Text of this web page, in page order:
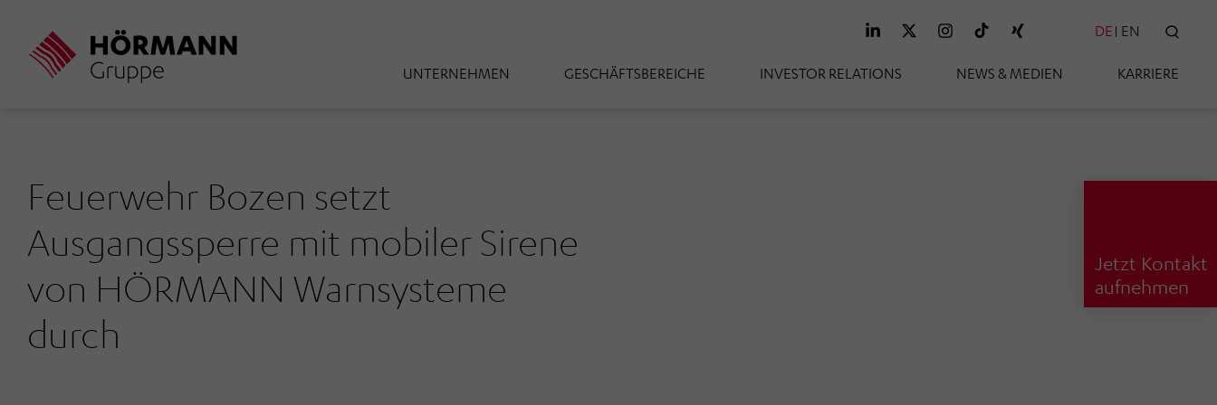
Inhalt
UNTERNEHMEN GESCHÄFTSBEREICHE INVESTOR RELATIONS NEWS & MEDIEN KARRIERE
DE EN
Jetzt Kontakt
aufnehmen
Feuerwehr Bozen setzt
Ausgangssperre mit mobiler Sirene
von HÖRMANN Warnsysteme
durch